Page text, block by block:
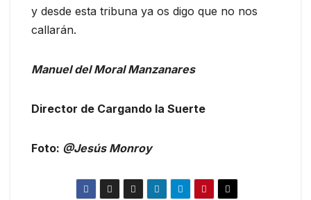
y desde esta tribuna ya os digo que no nos
callarán.
Manuel del Moral Manzanares
Director de Cargando la Suerte
Foto: @Jesús Monroy